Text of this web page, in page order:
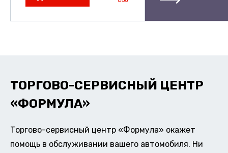
ТОРГОВО-СЕРВИСНЫЙ ЦЕНТР
«ФОРМУЛА»
Торгово-сервисный центр «Формула» окажет
помощь в обслуживании вашего автомобиля. Ни